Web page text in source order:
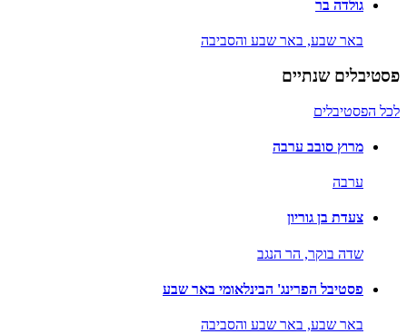
גולדה בר
באר שבע, באר שבע והסביבה
פסטיבלים שנתיים
לכל הפסטיבלים
מרוץ סובב ערבה
ערבה
צעדת בן גוריון
שדה בוקר, הר הנגב
פסטיבל הפרינג' הבינלאומי באר שבע
באר שבע, באר שבע והסביבה